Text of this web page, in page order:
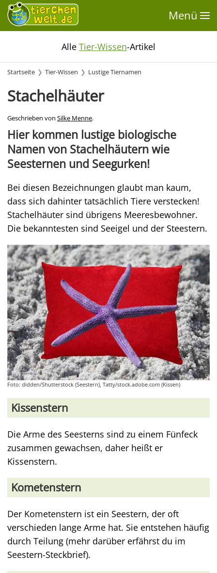
Menü
Alle Tier-Wissen-Artikel
Startseite Tier-Wissen Lustige Tiernamen
Stachelhäuter
Geschrieben von Silke Menne.
Hier kommen lustige biologische
Namen von Stachelhäutern wie
Seesternen und Seegurken!
Bei diesen Bezeichnungen glaubt man kaum,
dass sich dahinter tatsächlich Tiere verstecken!
Stachelhäuter sind übrigens Meeresbewohner.
Die bekanntesten sind Seeigel und der Steestern.
Foto: didden/Shutterstock (Seestern), Tatty/stock.adobe.com (Kissen)
Kissenstern
Die Arme des Seesterns sind zu einem Fünfeck
zusammen gewachsen, daher heißt er
Kissenstern.
Kometenstern
Der Kometenstern ist ein Seestern, der oft
verschieden lange Arme hat. Sie entstehen häufig
durch Teilung (mehr darüber erfährst du im
Seestern-Steckbrief).